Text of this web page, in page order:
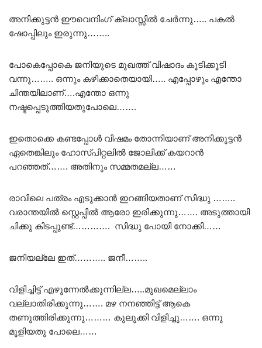
അനിക്കുട്ടൻ ഈവെനിംഗ് ക്ലാസ്സിൽ ചേർന്നു….. പകൽ
ഷോപ്പിലും ഇരുന്നു……..
പോകെപ്പോകെ ജനിയുടെ മുഖത്ത് വിഷാദം കൂടിക്കൂടി
വന്നു…….. ഒന്നും കഴിക്കാതെയായി….. എപ്പോഴും എന്തോ
ചിന്തയിലാണ്….എന്തോ ഒന്നു
നഷ്ടപ്പെടുത്തിയതുപോലെ…….
ഇതൊക്കെ കണ്ടപ്പോൾ വിഷമം തോന്നിയാണ് അനിക്കുട്ടൻ
ഏതെങ്കിലും ഹോസ്പിറ്റലിൽ ജോലിക്ക് കയറാൻ
പറഞ്ഞത്……. അതിനും സമ്മതമല്ല……
രാവിലെ പത്രം എടുക്കാൻ ഇറങ്ങിയതാണ് സിദ്ധു ……..
വരാന്തയിൽ സ്റ്റെപ്പിൽ ആരോ ഇരിക്കുന്നു……. അടുത്തായി
ചിക്കു കിടപ്പുണ്ട്…………. സിദ്ധു പോയി നോക്കി……
ജനിയല്ലേ ഇത്‌……….. ജനീ……..
വിളിച്ചിട്ട് എഴുന്നേൽക്കുന്നില്ല…..മുഖമെല്ലാം
വല്ലാതിരിക്കുന്നു……. മഴ നനഞ്ഞിട്ട് ആകെ
തണുത്തിരിക്കുന്നു……… കുലുക്കി വിളിച്ചു……. ഒന്നു
മൂളിയതു പോലെ……